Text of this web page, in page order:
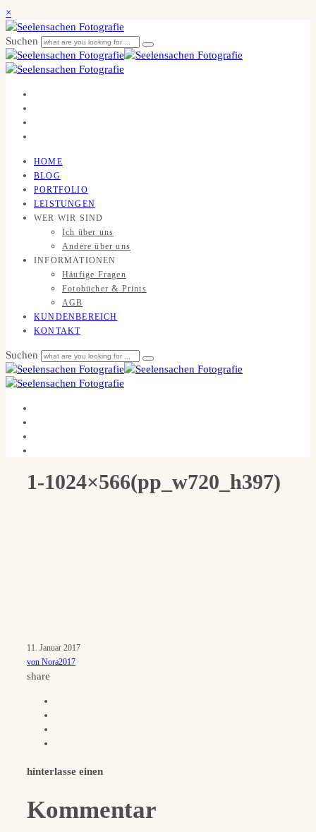
×
Suchen
HOME
BLOG
PORTFOLIO
LEISTUNGEN
WER WIR SIND
Ich über uns
Andere über uns
INFORMATIONEN
Häufige Fragen
Fotobücher & Prints
AGB
KUNDENBEREICH
KONTAKT
Suchen
1-1024×566(pp_w720_h397)
11. Januar 2017
von Nora2017
share
hinterlasse einen
Kommentar